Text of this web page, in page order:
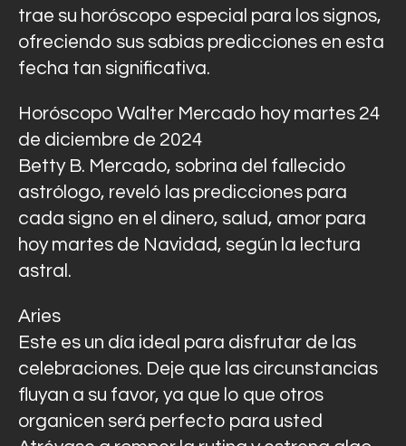
Contactos
trae su horóscopo especial para los signos,
ofreciendo sus sabias predicciones en esta
fecha tan significativa.
Horóscopo Walter Mercado hoy martes 24
de diciembre de 2024
Betty B. Mercado, sobrina del fallecido
astrólogo, reveló las predicciones para
cada signo en el dinero, salud, amor para
hoy martes de Navidad, según la lectura
astral.
Aries
Este es un día ideal para disfrutar de las
celebraciones. Deje que las circunstancias
fluyan a su favor, ya que lo que otros
organicen será perfecto para usted